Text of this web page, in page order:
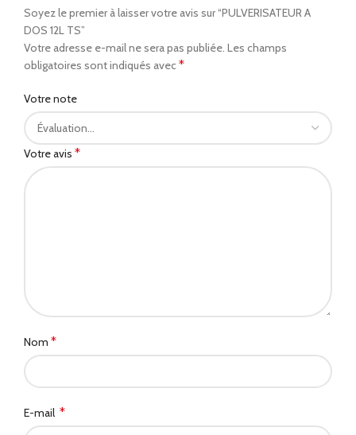
Soyez le premier à laisser votre avis sur “PULVERISATEUR A
DOS 12L TS”
Votre adresse e-mail ne sera pas publiée. Les champs
obligatoires sont indiqués avec *
Votre note
Votre avis *
Nom *
E-mail *